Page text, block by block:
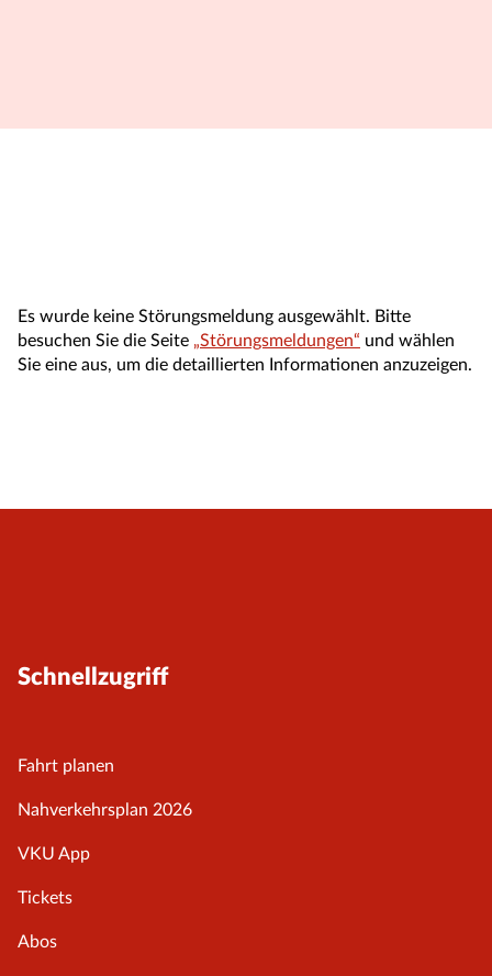
Es wurde keine Störungsmeldung ausgewählt. Bitte
besuchen Sie die Seite „Störungsmeldungen“ und wählen
Sie eine aus, um die detaillierten Informationen anzuzeigen.
Schnellzugriff
Fahrt planen
Nahverkehrsplan 2026
VKU App
Tickets
Abos